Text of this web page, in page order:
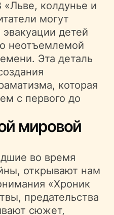
колдунье и
могут
эвакуации детей
неотъемлемой
Эта деталь
которая
с первого до
мировой
во время
открывают нам
«Хроник
предательства
сюжет,